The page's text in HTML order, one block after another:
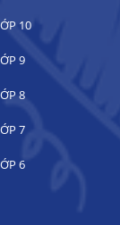
10
9
8
7
6